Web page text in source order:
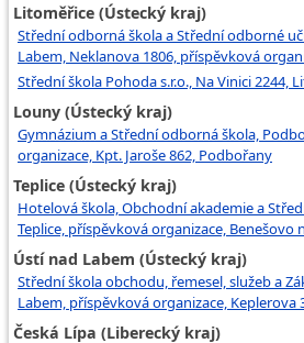
Litoměřice (Ústecký kraj)
Střední odborná škola a Střední odborné
Labem, Neklanova 1806, příspěvková
Střední škola Pohoda s.r.o., Na Vinici 2244,
Louny (Ústecký kraj)
Gymnázium a Střední odborná škola,
organizace, Kpt. Jaroše 862, Podbořany
Teplice (Ústecký kraj)
Hotelová škola, Obchodní akademie a
Teplice, příspěvková organizace, Benešovo
Ústí nad Labem (Ústecký kraj)
Střední škola obchodu, řemesel, služeb a
Labem, příspěvková organizace, Keplerova
Česká Lípa (Liberecký kraj)